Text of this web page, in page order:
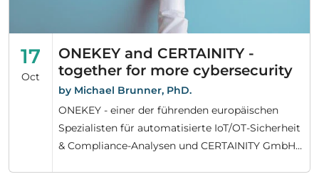
17
Oct
ONEKEY and CERTAINITY -
together for more cybersecurity
by Michael Brunner, PhD.
ONEKEY - einer der führenden europäischen
Spezialisten für automatisierte IoT/OT-Sicherheit
& Compliance-Analysen und CERTAINITY GmbH -